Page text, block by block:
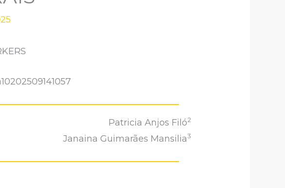
Patricia Anjos Filó2
Janaina Guimarães Mansilia3